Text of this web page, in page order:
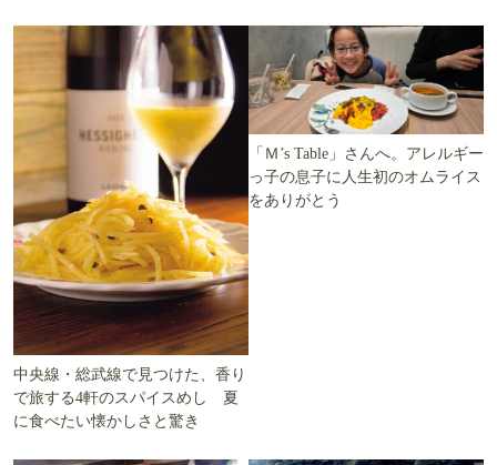
中央線・総武線で見つけた、香り
で旅する4軒のスパイスめし 夏
に食べたい懐かしさと驚き
「Ｍ’s Table」さんへ。アレルギー
っ子の息子に人生初のオムライス
をありがとう